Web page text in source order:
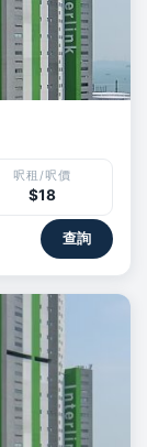
呎租/呎價
$18
查詢